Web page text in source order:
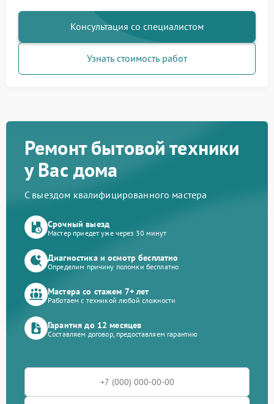
Консультация со специалистом
Узнать стоимость работ
Ремонт бытовой техники
у Вас дома
С выездом квалифицированного мастера
Срочный выезд
Мастер приедет уже через 30 минут
Диагностика и осмотр бесплатно
Определим причину поломки бесплатно
Мастера со стажем 7+ лет
Работаем с техникой любой сложности
Гарантия до 12 месяцев
Составляем договор, предоставляем гарантию